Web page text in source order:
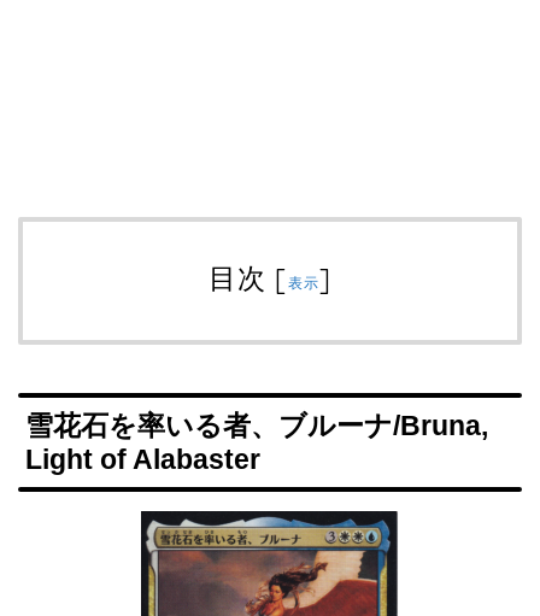
目次 [表示]
雪花石を率いる者、ブルーナ/Bruna,
Light of Alabaster